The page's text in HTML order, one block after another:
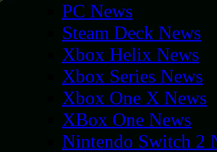
PC News
Steam Deck News
Xbox Helix News
Xbox Series News
Xbox One X News
XBox One News
Nintendo Switch 2